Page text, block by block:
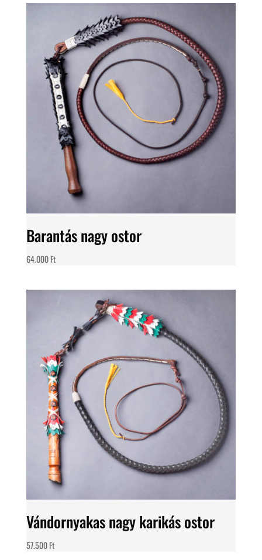
Barantás nagy ostor
64.000Ft
Vándornyakas nagy karikás ostor
57.500Ft